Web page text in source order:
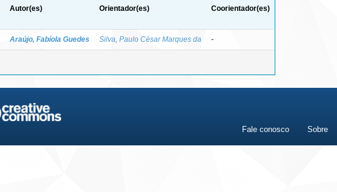
Autor(es) Orientador(es) Coorientador(es)
Araújo, Fabíola Guedes Silva, Paulo César Marques da -
Fale conosco Sobre